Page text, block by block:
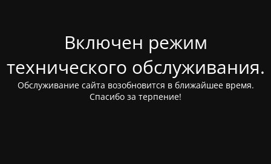
Включен режим
технического обслуживания.
Обслуживание сайта возобновится в ближайшее время.
Спасибо за терпение!